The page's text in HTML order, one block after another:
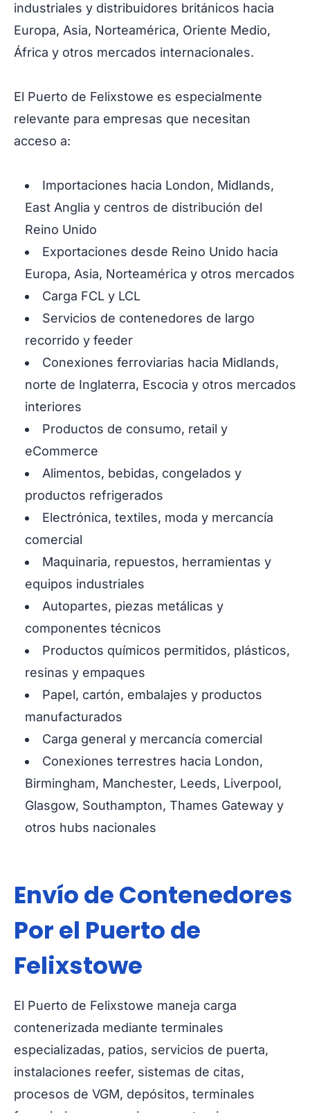
industriales y distribuidores británicos hacia
Europa, Asia, Norteamérica, Oriente Medio,
África y otros mercados internacionales.
El Puerto de Felixstowe es especialmente
relevante para empresas que necesitan
acceso a:
Importaciones hacia London, Midlands,
East Anglia y centros de distribución del
Reino Unido
Exportaciones desde Reino Unido hacia
Europa, Asia, Norteamérica y otros mercados
Carga FCL y LCL
Servicios de contenedores de largo
recorrido y feeder
Conexiones ferroviarias hacia Midlands,
norte de Inglaterra, Escocia y otros mercados
interiores
Productos de consumo, retail y
eCommerce
Alimentos, bebidas, congelados y
productos refrigerados
Electrónica, textiles, moda y mercancía
comercial
Maquinaria, repuestos, herramientas y
equipos industriales
Autopartes, piezas metálicas y
componentes técnicos
Productos químicos permitidos, plásticos,
resinas y empaques
Papel, cartón, embalajes y productos
manufacturados
Carga general y mercancía comercial
Conexiones terrestres hacia London,
Birmingham, Manchester, Leeds, Liverpool,
Glasgow, Southampton, Thames Gateway y
otros hubs nacionales
Envío de Contenedores
Por el Puerto de
Felixstowe
El Puerto de Felixstowe maneja carga
contenerizada mediante terminales
especializadas, patios, servicios de puerta,
instalaciones reefer, sistemas de citas,
procesos de VGM, depósitos, terminales